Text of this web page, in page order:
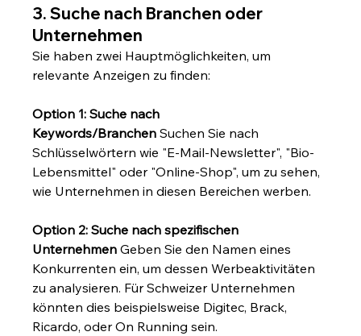
3. Suche nach Branchen oder
Unternehmen
Sie haben zwei Hauptmöglichkeiten, um
relevante Anzeigen zu finden:
Option 1: Suche nach
Keywords/Branchen Suchen Sie nach
Schlüsselwörtern wie "E-Mail-Newsletter", "Bio-
Lebensmittel" oder "Online-Shop", um zu sehen,
wie Unternehmen in diesen Bereichen werben.
Option 2: Suche nach spezifischen
Unternehmen Geben Sie den Namen eines
Konkurrenten ein, um dessen Werbeaktivitäten
zu analysieren. Für Schweizer Unternehmen
könnten dies beispielsweise Digitec, Brack,
Ricardo, oder On Running sein.